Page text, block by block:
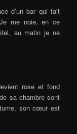
d’un bar qui fait
me noie, en ce
au matin je ne
rose et fond
sa chambre sont
son cœur est